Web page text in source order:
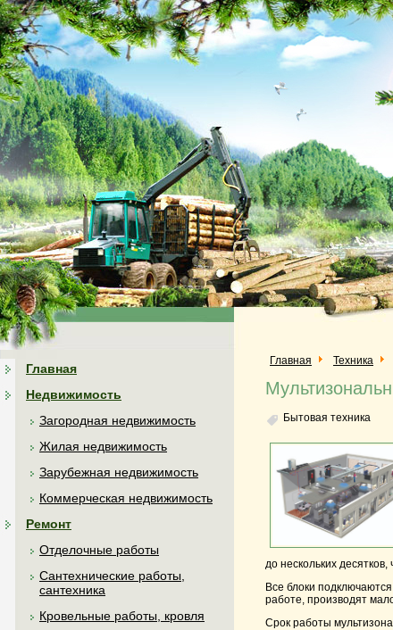
Главная
Недвижимость
Загородная недвижимость
Жилая недвижимость
Зарубежная недвижимость
Коммерческая недвижимость
Ремонт
Отделочные работы
Сантехнические работы,
сантехника
Кровельные работы, кровля
Главная Техника
Бытовая техника
до нескольких
Все блоки
работе, производят
Срок работы